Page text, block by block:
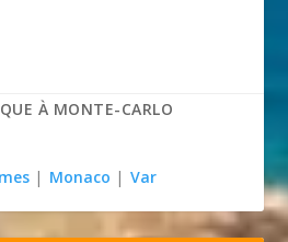
À MONTE-CARLO
| Monaco | Var